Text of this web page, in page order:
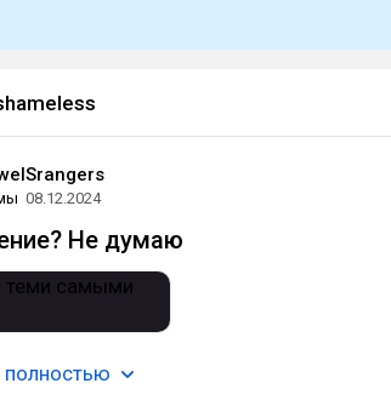
08.12.2024
Не думаю
полностью